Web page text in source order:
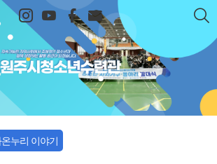
원주시청소년수련관
누리 이야기